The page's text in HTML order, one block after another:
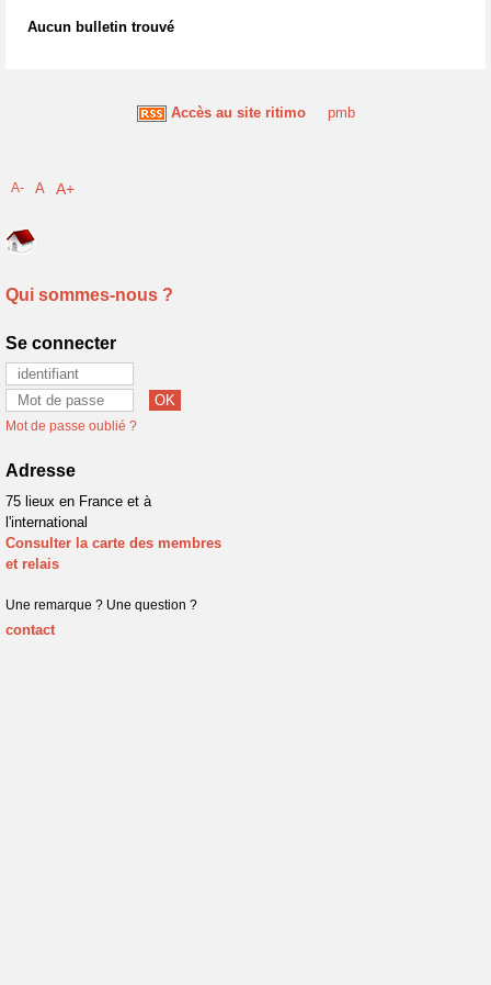
Aucun bulletin trouvé
Accès au site ritimo pmb
A- A A+
Qui sommes-nous ?
Se connecter
Mot de passe oublié ?
Adresse
75 lieux en France et à
l'international
Consulter la carte des membres
et relais
Une remarque ? Une question ?
contact